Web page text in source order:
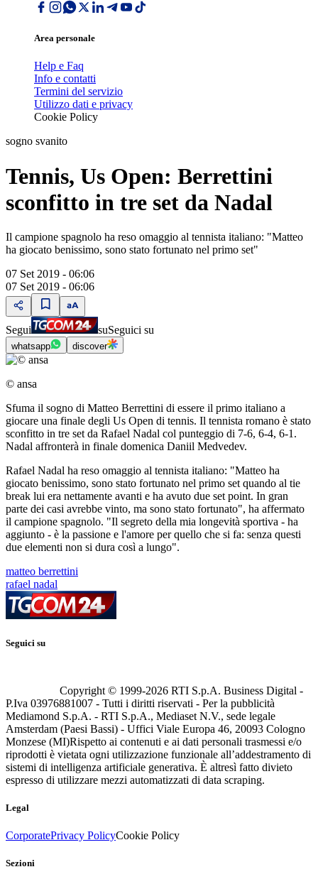
Area personale
Help e Faq
Info e contatti
Termini del servizio
Utilizzo dati e privacy
Cookie Policy
sogno svanito
Tennis, Us Open: Berrettini
sconfitto in tre set da Nadal
Il campione spagnolo ha reso omaggio al tennista italiano: "Matteo
ha giocato benissimo, sono stato fortunato nel primo set"
07 Set 2019 - 06:06
07 Set 2019 - 06:06
Segui suSeguici su
whatsapp discover
© ansa
Sfuma il sogno di Matteo Berrettini di essere il primo italiano a
giocare una finale degli Us Open di tennis. Il tennista romano è stato
sconfitto in tre set da Rafael Nadal col punteggio di 7-6, 6-4, 6-1.
Nadal affronterà in finale domenica Daniil Medvedev.
Rafael Nadal ha reso omaggio al tennista italiano: "Matteo ha
giocato benissimo, sono stato fortunato nel primo set quando al tie
break lui era nettamente avanti e ha avuto due set point. In gran
parte dei casi avrebbe vinto, ma sono stato fortunato", ha affermato
il campione spagnolo. "Il segreto della mia longevità sportiva - ha
aggiunto - è la passione e l'amore per quello che si fa: senza questi
due elementi non si dura così a lungo".
matteo berrettini
rafael nadal
Seguici su
Copyright © 1999-2026 RTI S.p.A. Business Digital -
P.Iva 03976881007 - Tutti i diritti riservati - Per la pubblicità
Mediamond S.p.A. - RTI S.p.A., Mediaset N.V., sede legale
Amsterdam (Paesi Bassi) - Uffici Viale Europa 46, 20093 Cologno
Monzese (MI)Rispetto ai contenuti e ai dati personali trasmessi e/o
riprodotti è vietata ogni utilizzazione funzionale all’addestramento di
sistemi di intelligenza artificiale generativa. È altresì fatto divieto
espresso di utilizzare mezzi automatizzati di data scraping.
Legal
CorporatePrivacy PolicyCookie Policy
Sezioni